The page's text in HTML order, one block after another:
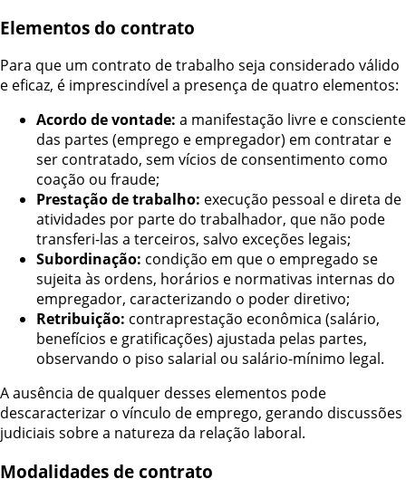
Elementos do contrato
Para que um contrato de trabalho seja considerado válido
e eficaz, é imprescindível a presença de quatro elementos:
Acordo de vontade: a manifestação livre e consciente
das partes (emprego e empregador) em contratar e
ser contratado, sem vícios de consentimento como
coação ou fraude;
Prestação de trabalho: execução pessoal e direta de
atividades por parte do trabalhador, que não pode
transferi-las a terceiros, salvo exceções legais;
Subordinação: condição em que o empregado se
sujeita às ordens, horários e normativas internas do
empregador, caracterizando o poder diretivo;
Retribuição: contraprestação econômica (salário,
benefícios e gratificações) ajustada pelas partes,
observando o piso salarial ou salário-mínimo legal.
A ausência de qualquer desses elementos pode
descaracterizar o vínculo de emprego, gerando discussões
judiciais sobre a natureza da relação laboral.
Modalidades de contrato